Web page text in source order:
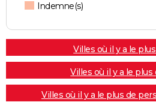
Indemne(s)
Villes où il y a le
Villes où il y a le plus
Villes où il y a le plus de